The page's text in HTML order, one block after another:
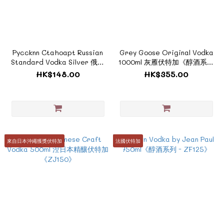
Pyccknn Ctahoapt Russian
Standard Vodka Silver 俄羅
斯斯丹達原味伏特加
1000ml《醇酒系列- ZRU001》
HK$148.00
Grey Goose Original Vodka
1000ml 灰雁伏特加《醇酒系列
- ZF200》
HK$355.00
來自日本沖繩獲獎伏特加 法國伏特加